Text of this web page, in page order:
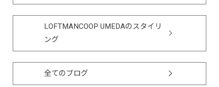
LOFTMANCOOP UMEDAのスタイリ
ング
全てのブログ